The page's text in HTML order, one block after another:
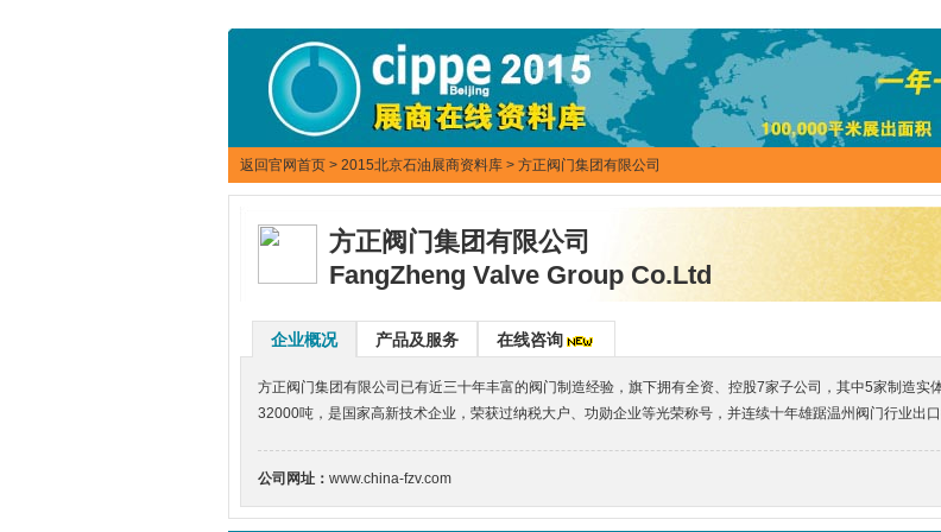
返回官网首页 > 2015北京石油展商资料库 > 方正阀门集团有限公司
方正阀门集团有限公司
FangZheng Valve Group Co.Ltd
企业概况 产品及服务 在线咨询
方正阀门集团有限公司已有近三十年丰富的阀门制造经验，旗下拥有全资、控股7家子公司，其中5家制造
32000吨，是国家高新技术企业，荣获过纳税大户、功勋企业等光荣称号，并连续十年雄踞温州阀门行业出口
公司网址： www.china-fzv.com